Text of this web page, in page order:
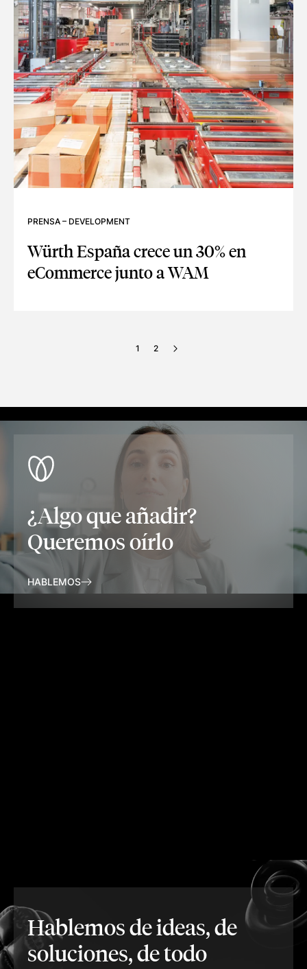
PRENSA – DEVELOPMENT
Würth España crece un 30% en
eCommerce junto a WAM
1 2
¿Algo que añadir?
Queremos oírlo
HABLEMOS
Hablemos de ideas, de
soluciones, de todo